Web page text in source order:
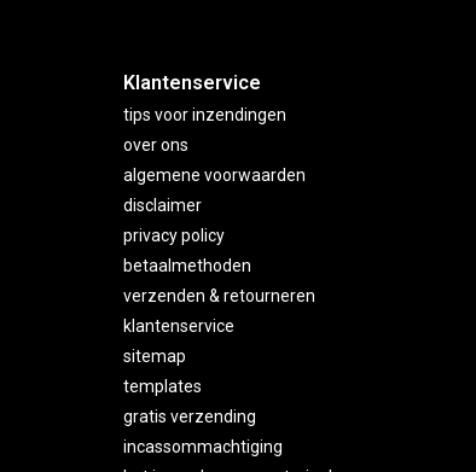
Klantenservice
tips voor inzendingen
over ons
algemene voorwaarden
disclaimer
privacy policy
betaalmethoden
verzenden & retourneren
klantenservice
sitemap
templates
gratis verzending
incassommachtiging